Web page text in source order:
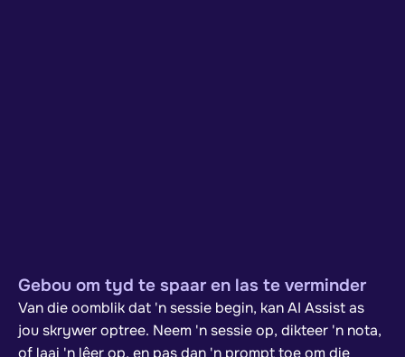
Gebou om tyd te spaar en las te verminder
Van die oomblik dat 'n sessie begin, kan AI Assist as
jou skrywer optree. Neem 'n sessie op, dikteer 'n nota,
of laai 'n lêer op, en pas dan 'n prompt toe om die